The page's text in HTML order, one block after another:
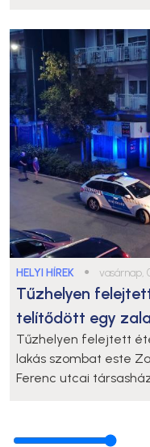
HELYI HÍREK ● vasárnap,
Tűzhelyen
telítődött egy
Tűzhelyen felejtett
lakás szombat este
Ferenc utcai